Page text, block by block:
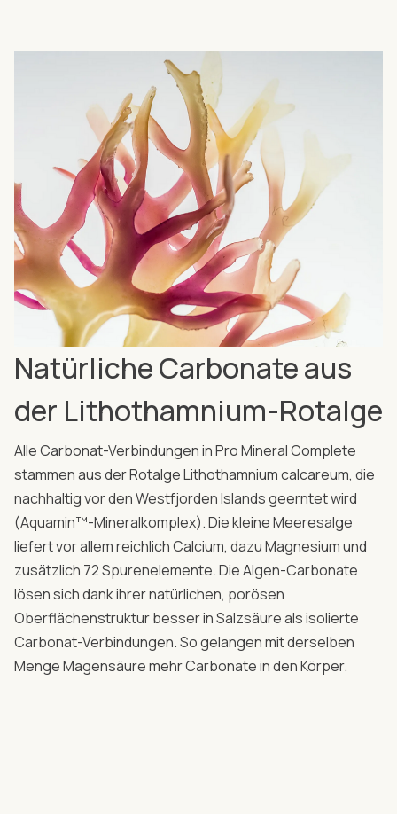
Natürliche Carbonate aus
der Lithothamnium-Rotalge
Alle Carbonat-Verbindungen in Pro Mineral Complete
stammen aus der Rotalge Lithothamnium calcareum, die
nachhaltig vor den Westfjorden Islands geerntet wird
(Aquamin™-Mineralkomplex). Die kleine Meeresalge
liefert vor allem reichlich Calcium, dazu Magnesium und
zusätzlich 72 Spurenelemente. Die Algen-Carbonate
lösen sich dank ihrer natürlichen, porösen
Oberflächenstruktur besser in Salzsäure als isolierte
Carbonat-Verbindungen. So gelangen mit derselben
Menge Magensäure mehr Carbonate in den Körper.